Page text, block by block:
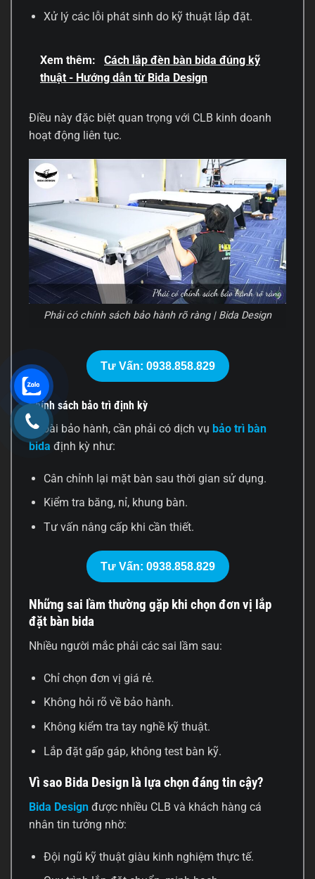
Xử lý các lỗi phát sinh do kỹ thuật lắp đặt.
Xem thêm:
Cách lắp đèn bàn bida đúng kỹ
thuật - Hướng dẫn từ Bida Design
Điều này đặc biệt quan trọng với CLB kinh doanh
hoạt động liên tục.
Phải có chính sách bảo hành rõ ràng | Bida Design
Tư Vấn: 0938.858.829
Chính sách bảo trì định kỳ
Ngoài bảo hành, cần phải có dịch vụ bảo trì bàn
bida định kỳ như:
Cân chỉnh lại mặt bàn sau thời gian sử dụng.
Kiểm tra băng, nỉ, khung bàn.
Tư vấn nâng cấp khi cần thiết.
Tư Vấn: 0938.858.829
Những sai lầm thường gặp khi chọn đơn vị lắp
đặt bàn bida
Nhiều người mắc phải các sai lầm sau:
Chỉ chọn đơn vị giá rẻ.
Không hỏi rõ về bảo hành.
Không kiểm tra tay nghề kỹ thuật.
Lắp đặt gấp gáp, không test bàn kỹ.
Vì sao Bida Design là lựa chọn đáng tin cậy?
Bida Design được nhiều CLB và khách hàng cá
nhân tin tưởng nhờ:
Đội ngũ kỹ thuật giàu kinh nghiệm thực tế.